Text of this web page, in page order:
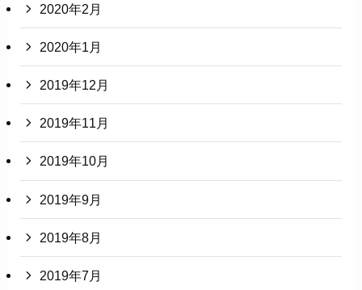
2020年2月
2020年1月
2019年12月
2019年11月
2019年10月
2019年9月
2019年8月
2019年7月